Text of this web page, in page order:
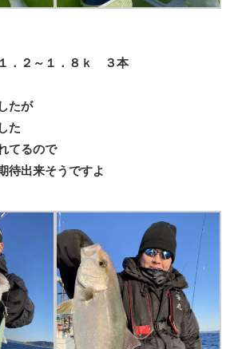
２～１．８ｋ ３本
たが
た
てるので
待出来そうですよ